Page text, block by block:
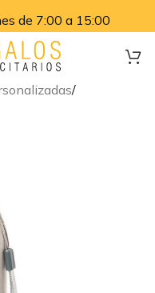
de 7:00 a 15:00